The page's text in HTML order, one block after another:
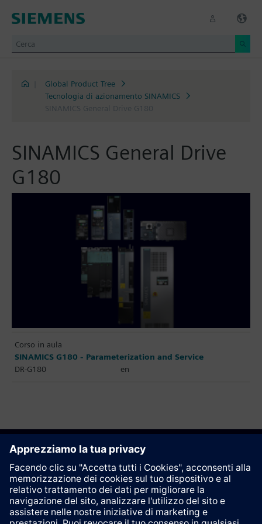
Global Product Tree
Tecnologia di azionamento SINAMICS
SINAMICS General Drive G180
SINAMICS General Drive
G180
Corso in aula
SINAMICS G180 - Parameterization and Service
DR-G180
en
Raccomanda questa pagina